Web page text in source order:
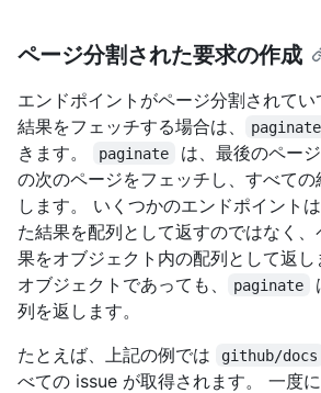
ページ分割された要求の作成
エンドポイントがページ分割されて
結果をフェッチする場合は、
paginate
きます。
paginate
は、最後のペー
の次のページをフェッチし、すべて
します。 いくつかのエンドポイント
た結果を配列として返すのではなく
果をオブジェクト内の配列として返
オブジェクトであっても、
paginate
列を返します。
たとえば、上記の例では
github/docs
べての issue が取得されます。 一度